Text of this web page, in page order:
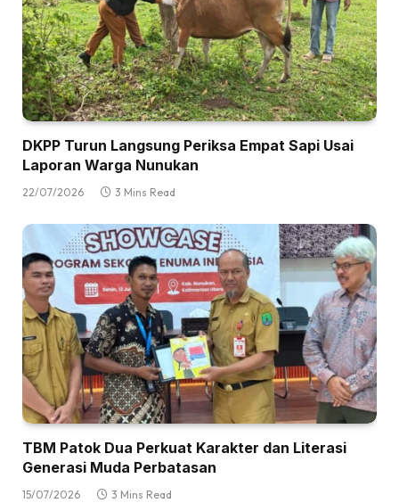
DKPP Turun Langsung Periksa Empat Sapi Usai
Laporan Warga Nunukan
22/07/2026 3 Mins Read
TBM Patok Dua Perkuat Karakter dan Literasi
Generasi Muda Perbatasan
15/07/2026 3 Mins Read